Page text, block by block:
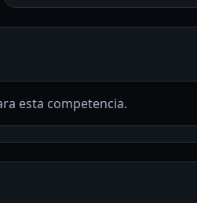
esta competencia.